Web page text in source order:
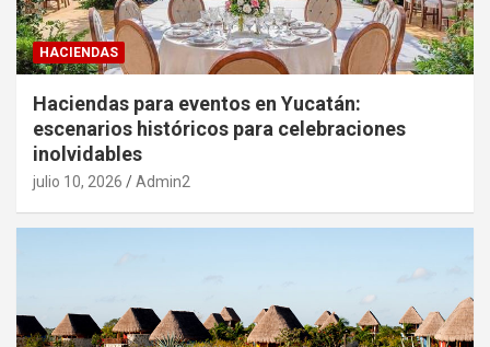
HACIENDAS
Haciendas para eventos en Yucatán:
escenarios históricos para celebraciones
inolvidables
julio 10, 2026 Admin2